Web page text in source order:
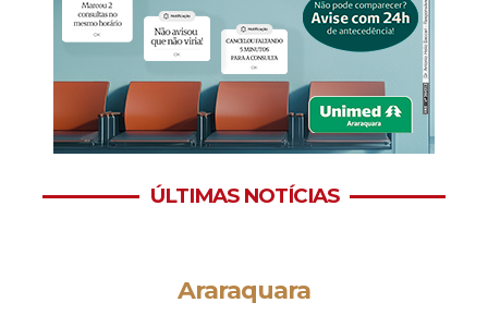
ÚLTIMAS NOTÍCIAS
Araraquara